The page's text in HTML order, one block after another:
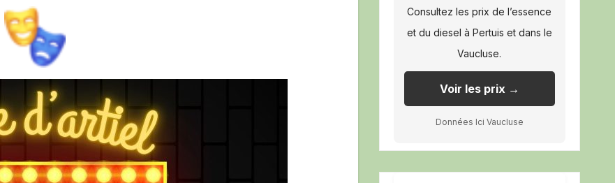
Consultez les prix de l’essence
et du diesel à Pertuis et dans le
Vaucluse.
Voir les prix →
Données Ici Vaucluse